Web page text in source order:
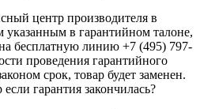
центр производителя в
указанным в гарантийном талоне,
бесплатную линию +7 (495) 797-
проведения гарантийного
срок, товар будет заменен.
гарантия закончилась?